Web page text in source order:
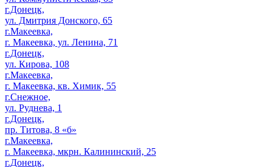
г.Донецк,
ул. Дмитрия Донского, 65
г.Макеевка,
г. Макеевка, ул. Ленина, 71
г.Донецк,
ул. Кирова, 108
г.Макеевка,
г. Макеевка, кв. Химик, 55
г.Снежное,
ул. Руднева, 1
г.Донецк,
пр. Титова, 8 «б»
г.Макеевка,
г. Макеевка, мкрн. Калининский, 25
г.Донецк,